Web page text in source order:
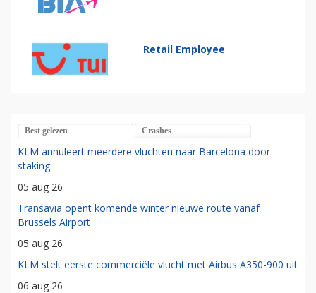
Retail Employee
Best gelezen Crashes
KLM annuleert meerdere vluchten naar Barcelona door
staking
05 aug 26
Transavia opent komende winter nieuwe route vanaf
Brussels Airport
05 aug 26
KLM stelt eerste commerciële vlucht met Airbus A350-900 uit
06 aug 26